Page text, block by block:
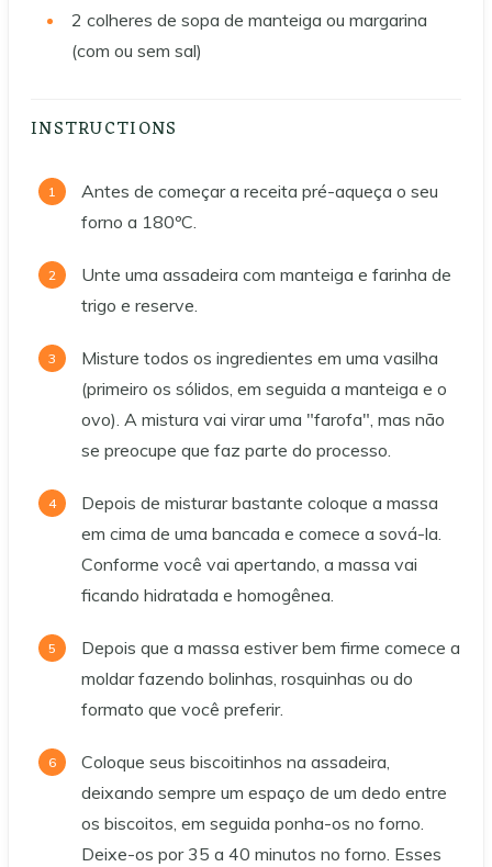
2 colheres de sopa de manteiga ou margarina
(com ou sem sal)
INSTRUCTIONS
Antes de começar a receita pré-aqueça o seu
forno a 180ºC.
Unte uma assadeira com manteiga e farinha de
trigo e reserve.
Misture todos os ingredientes em uma vasilha
(primeiro os sólidos, em seguida a manteiga e o
ovo). A mistura vai virar uma "farofa", mas não
se preocupe que faz parte do processo.
Depois de misturar bastante coloque a massa
em cima de uma bancada e comece a sová-la.
Conforme você vai apertando, a massa vai
ficando hidratada e homogênea.
Depois que a massa estiver bem firme comece a
moldar fazendo bolinhas, rosquinhas ou do
formato que você preferir.
Coloque seus biscoitinhos na assadeira,
deixando sempre um espaço de um dedo entre
os biscoitos, em seguida ponha-os no forno.
Deixe-os por 35 a 40 minutos no forno. Esses